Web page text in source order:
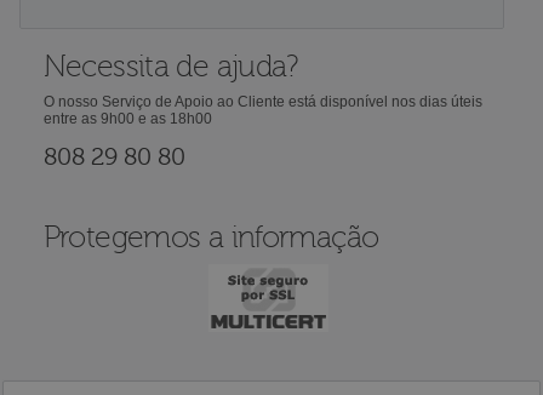
Necessita de ajuda?
O nosso Serviço de Apoio ao Cliente está disponível nos dias úteis
entre as 9h00 e as 18h00
808 29 80 80
Protegemos a informação